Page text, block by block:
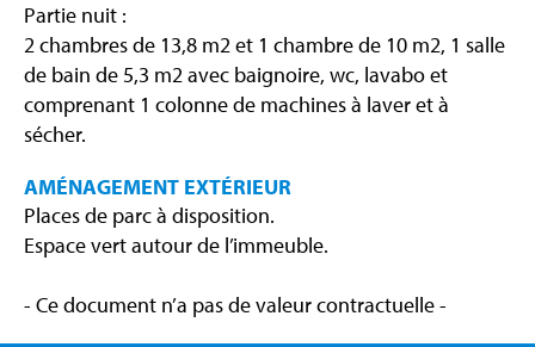
Partie nuit :
2 chambres de 13,8 m2 et 1 chambre de 10 m2, 1 salle
de bain de 5,3 m2 avec baignoire, wc, lavabo et
comprenant 1 colonne de machines à laver et à
sécher.
AMÉNAGEMENT EXTÉRIEUR
Places de parc à disposition.
Espace vert autour de l’immeuble.
- Ce document n’a pas de valeur contractuelle -